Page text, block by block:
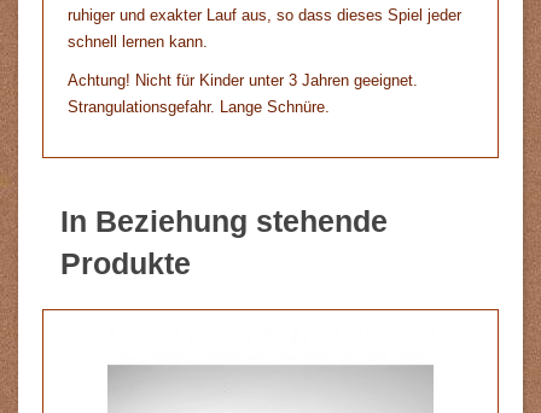
ruhiger und exakter Lauf aus, so dass dieses Spiel jeder
schnell lernen kann.
Achtung! Nicht für Kinder unter 3 Jahren geeignet.
Strangulationsgefahr. Lange Schnüre.
In Beziehung stehende
Produkte